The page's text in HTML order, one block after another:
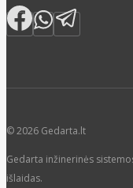
© 2026 Gedarta.lt
Gedarta inžinerinės
išlaidas.